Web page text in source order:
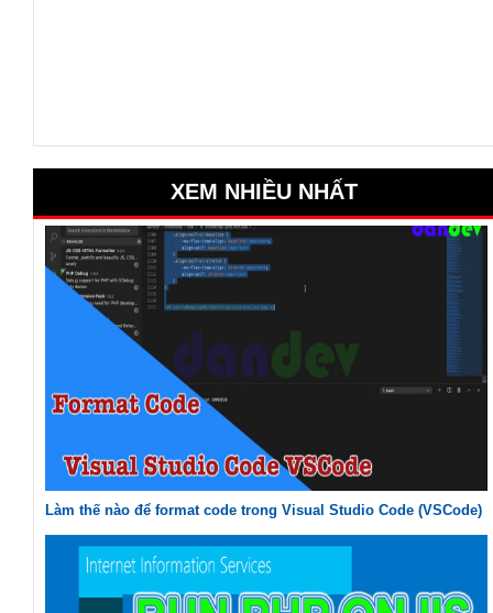
XEM NHIỀU NHẤT
Làm thế nào để format code trong Visual Studio Code (VSCode)